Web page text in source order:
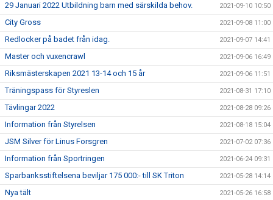
29 Januari 2022 Utbildning barn med särskilda behov. 2021-09-10 10:50
City Gross 2021-09-08 11:00
Redlocker på badet från idag. 2021-09-07 14:41
Master och vuxencrawl 2021-09-06 16:49
Riksmästerskapen 2021 13-14 och 15 år 2021-09-06 11:51
Träningspass för Styreslen 2021-08-31 17:10
Tävlingar 2022 2021-08-28 09:26
Information från Styrelsen 2021-08-18 15:04
JSM Silver för Linus Forsgren 2021-07-02 07:36
Information från Sportringen 2021-06-24 09:31
Sparbanksstiftelsena beviljar 175 000:- till SK Triton 2021-05-28 14:14
Nya tält 2021-05-26 16:58